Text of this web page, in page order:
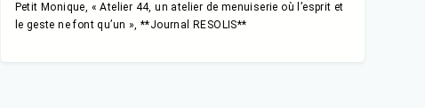
Petit Monique, « Atelier 44, un atelier de menuiserie où l’esprit et
le geste ne font qu’un », **Journal RESOLIS**